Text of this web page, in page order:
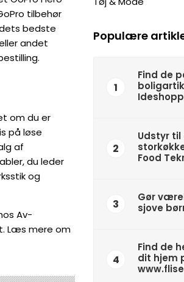
tilbehør
bedste
andet
om du er
på løse
af
du leder
og
Av-
Læs mere om
Populære
1
Find de
2
Udstyr til
Food
3
Gør
sjove
4
Find de
dit hjem